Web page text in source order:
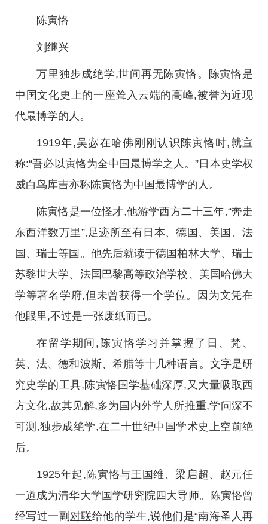
陈寅恪
刘继兴
万里独步成绝学,世间再无陈寅恪。陈寅恪是
中国文化史上的一座耸入云端的高峰,被誉为近现
代最博学的人。
1919年,吴宓在哈佛刚刚认识陈寅恪时,就宣
称:“吾必以寅恪为全中国最博学之人。”日本史学权
威白鸟库吉亦称陈寅恪为中国最博学的人。
陈寅恪是一位怪才,他游学西方二十三年,“奔走
东西洋数万里”,足迹所至有日本、德国、美国、法
国、瑞士等国。他先后就读于德国柏林大学、瑞士
苏黎世大学、法国巴黎高等政治学校、美国哈佛大
学等著名学府,但未曾获得一个学位。因为文凭在
他眼里,不过是一张废纸而已。
在留学期间,陈寅恪学习并掌握了日、梵、
英、法、德和波斯、希腊等十几种语言。文字是研
究史学的工具,陈寅恪国学基础深厚,又大量吸取西
方文化,故其见解,多为国内外学人所推重,学问深不
可测,独步成绝学,在二十世纪中国学术史上空前绝
后。
1925年起,陈寅恪与王国维、梁启超、赵元任
一道成为清华大学国学研究院四大导师。陈寅恪曾
经写过一副对联给他的学生,说他们是“南海圣人再